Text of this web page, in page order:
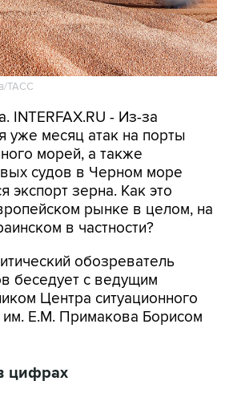
ТАСС
INTERFAX.RU - Из-за
уже месяц атак на порты
морей, а также
судов в Черном море
экспорт зерна. Как это
рынке в целом, на
в частности?
обозреватель
беседует с ведущим
Центра ситуационного
Е.М. Примакова Борисом
цифрах